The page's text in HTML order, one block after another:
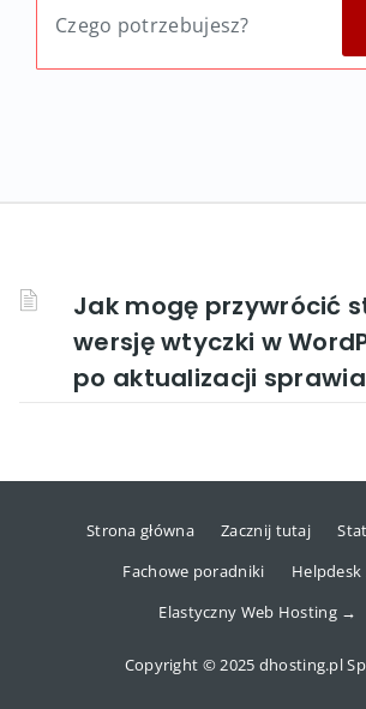
Jak mogę przywrócić
wersję wtyczki w
po aktualizacji
Strona główna Zacznij tutaj
Fachowe poradniki
Helpdesk
Elastyczny Web Hosting →
Copyright © 2025 dhosting.pl